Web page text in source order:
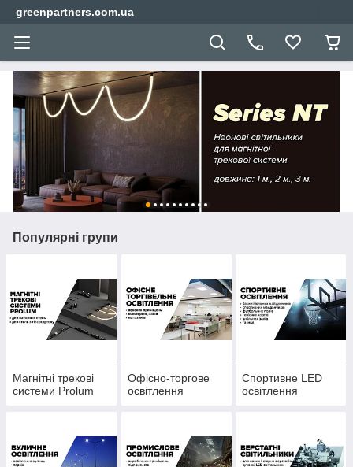
greenpartners.com.ua
Популярні групи
Магнітні трекові
системи Prolum
Офісно-торгове
освітлення
Спортивне LED
освітлення